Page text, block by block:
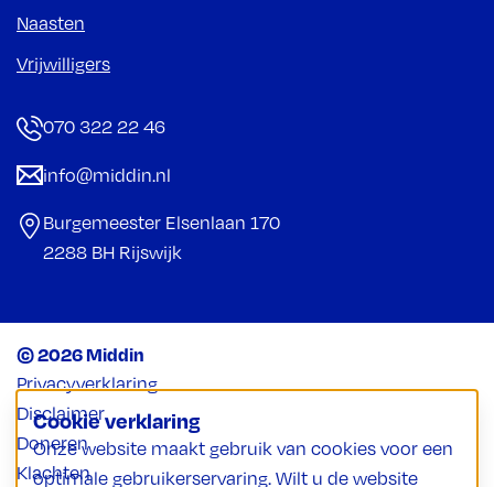
Cookie verklaring
Onze website maakt gebruik van cookies voor een
optimale gebruikerservaring. Wilt u de website
Naasten
Vrijwilligers
070 322 22 46
info@middin.nl
Burgemeester Elsenlaan 170
2288 BH Rijswijk
© 2026 Middin
Privacyverklaring
Disclaimer
Doneren
Klachten